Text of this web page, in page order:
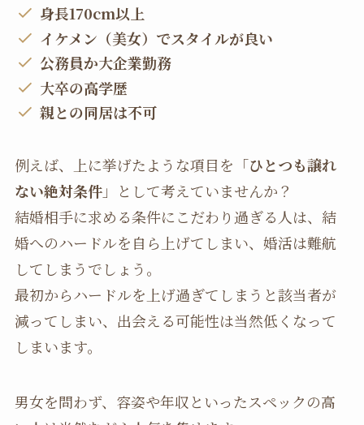
身長170cm以上
イケメン（美女）でスタイルが良い
公務員か大企業勤務
大卒の高学歴
親との同居は不可
例えば、上に挙げたような項目を「ひとつも譲れ
ない絶対条件」として考えていませんか？
結婚相手に求める条件にこだわり過ぎる人は、結
婚へのハードルを自ら上げてしまい、婚活は難航
してしまうでしょう。
最初からハードルを上げ過ぎてしまうと該当者が
減ってしまい、出会える可能性は当然低くなって
しまいます。
男女を問わず、容姿や年収といったスペックの高